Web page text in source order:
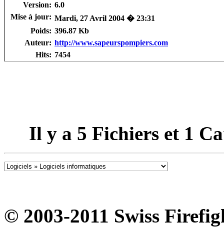
Version: 6.0
Mise à jour: Mardi, 27 Avril 2004 � 23:31
Poids: 396.87 Kb
Auteur: http://www.sapeurspompiers.com
Hits: 7454
Il y a 5 Fichiers et 1
© 2003-2011 Swiss